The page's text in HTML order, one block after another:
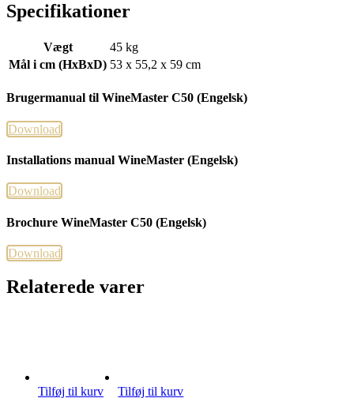
Specifikationer
Vægt
45 kg
Mål i cm (HxBxD) 53 x 55,2 x 59 cm
Brugermanual til WineMaster C50 (Engelsk)
Download
Installations manual WineMaster (Engelsk)
Download
Brochure WineMaster C50 (Engelsk)
Download
Relaterede varer
Tilføj til kurv Tilføj til kurv